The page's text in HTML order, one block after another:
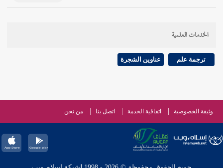
الخدمات العلمية
ترجمة علم عناوين الشجرة
وثيقة الخصوصية اتفاقية الخدمة اتصل بنا من نحن